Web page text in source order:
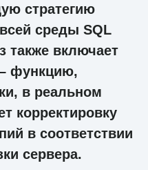
стратегию
среды SQL
также включает
функцию,
в реальном
корректировку
в соответствии
сервера.